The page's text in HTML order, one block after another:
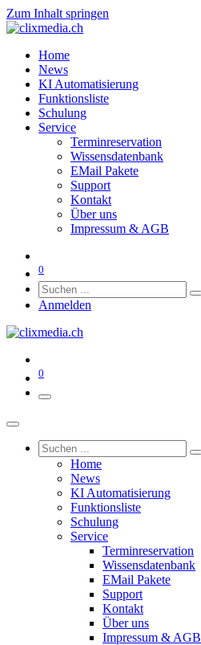
Zum Inhalt springen
Home
News
KI Automatisierung
Funktionsliste
Schulung
Service
Terminreservation
Wissensdatenbank
EMail Pakete
Support
Kontakt
Über uns
Impressum & AGB
0
Anmelden
0
Home
News
KI Automatisierung
Funktionsliste
Schulung
Service
Terminreservation
Wissensdatenbank
EMail Pakete
Support
Kontakt
Über uns
Impressum & AGB